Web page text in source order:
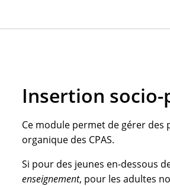
Insertion
Ce module permet de gérer des
organique des CPAS.
Si pour des jeunes en-dessous
enseignement, pour les adultes